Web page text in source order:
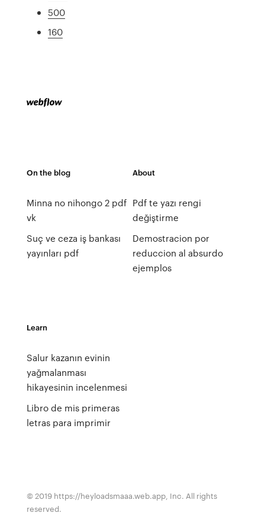
500
160
On the blog
Minna no nihongo 2 pdf
vk
Suç ve ceza iş bankası
yayınları pdf
About
Pdf te yazı rengi
değiştirme
Demostracion por
reduccion al absurdo
ejemplos
Learn
Salur kazanın evinin
yağmalanması
hikayesinin incelenmesi
Libro de mis primeras
letras para imprimir
© 2019 https://heyloadsmaaa.web.app, Inc. All rights
reserved.